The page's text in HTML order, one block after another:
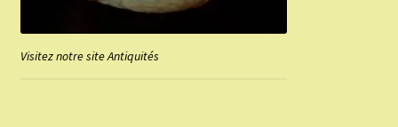
Visitez notre site Antiquités